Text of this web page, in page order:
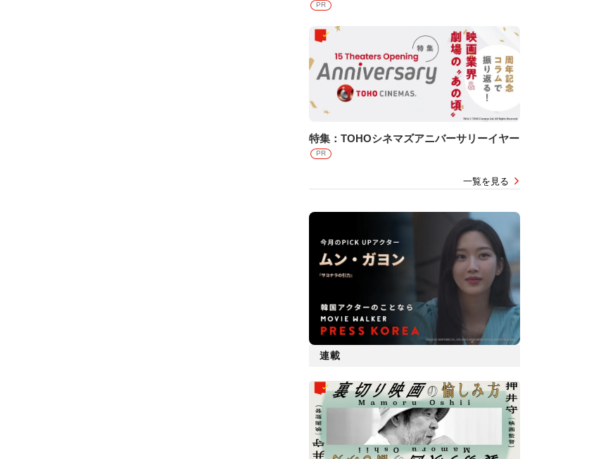
PR
特集：TOHOシネマズアニバーサリーイヤー
PR
一覧を見る
連載